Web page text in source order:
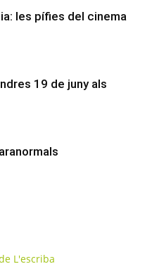
les pífies del cinema
19 de juny als